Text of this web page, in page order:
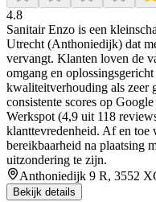
4.8
Sanitair Enzo is een
Utrecht (Anthoniedijk) dat
vervangt. Klanten loven de
omgang en
kwaliteitverhouding als zeer
consistente scores op
Werkspot (4,9 uit 118
klanttevredenheid. Af en toe
bereikbaarheid na plaatsing
uitzondering te zijn.
Anthoniedijk 9 R, 3552
Bekijk details